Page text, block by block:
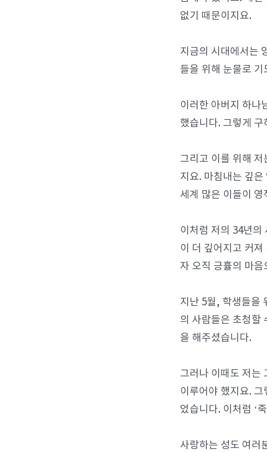
없기 때문이지요.
지금의 시대에서는
들을 위해 눈물로
이러한 아버지 하나
했습니다. 그렇게 구
그리고 이를 위해
지요. 마침내는 깊
세계 많은 이들이
이처럼 저의 34년의
이 더 깊어지고 커
자 오직 긍휼의 마
지난 5월, 학생들을
의 사람들은 초청할
을 해주셨습니다.
그러나 이때도 저는
이루어야 했지요.
었습니다. 이처럼 ‘
사랑하는 성도 여러